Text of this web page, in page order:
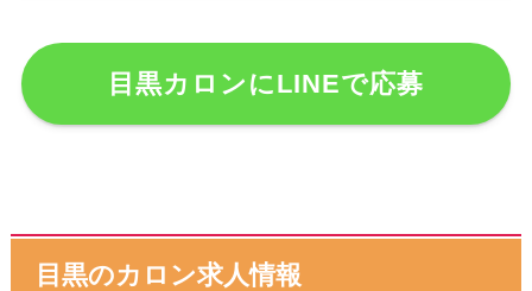
目黒カロンにLINEで応募
目黒のカロン求人情報